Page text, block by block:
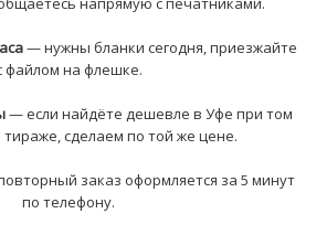
— нужны бланки сегодня, приезжайте
файлом на флешке.
— если найдёте дешевле в Уфе при том
тираже, сделаем по той же цене.
заказ оформляется за 5 минут
по телефону.